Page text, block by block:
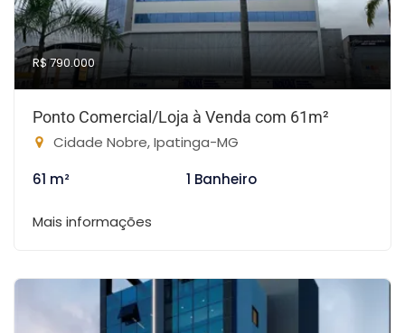
R$ 790.000
Ponto Comercial/Loja à Venda com 61m²
Cidade Nobre, Ipatinga-MG
61 m²
1 Banheiro
Mais informações